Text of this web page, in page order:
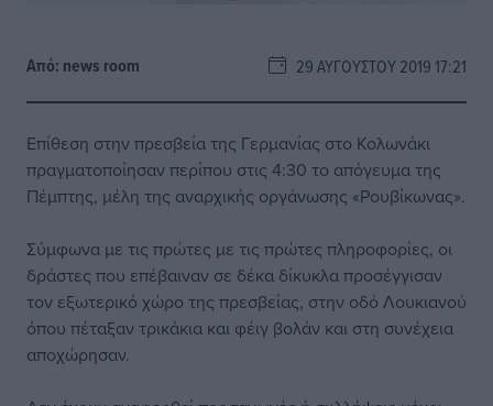
Από: news room 29 ΑΥΓΟΎΣΤΟΥ 2019 17:21
Επίθεση στην πρεσβεία της Γερμανίας στο Κολωνάκι
πραγματοποίησαν περίπου στις 4:30 το απόγευμα της
Πέμπτης, μέλη της αναρχικής οργάνωσης «Ρουβίκωνας».
Σύμφωνα με τις πρώτες με τις πρώτες πληροφορίες, οι
δράστες που επέβαιναν σε δέκα δίκυκλα προσέγγισαν
τον εξωτερικό χώρο της πρεσβείας, στην οδό Λουκιανού
όπου πέταξαν τρικάκια και φέιγ βολάν και στη συνέχεια
αποχώρησαν.